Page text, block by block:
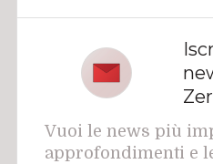
Vuoi le news più
approfondimenti e